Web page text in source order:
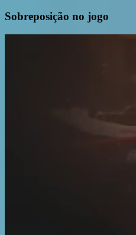
Sobreposição no jogo